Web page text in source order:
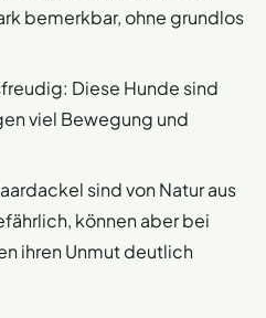
bemerkbar, ohne grundlos
Diese Hunde sind
viel Bewegung und
sind von Natur aus
können aber bei
ihren Unmut deutlich